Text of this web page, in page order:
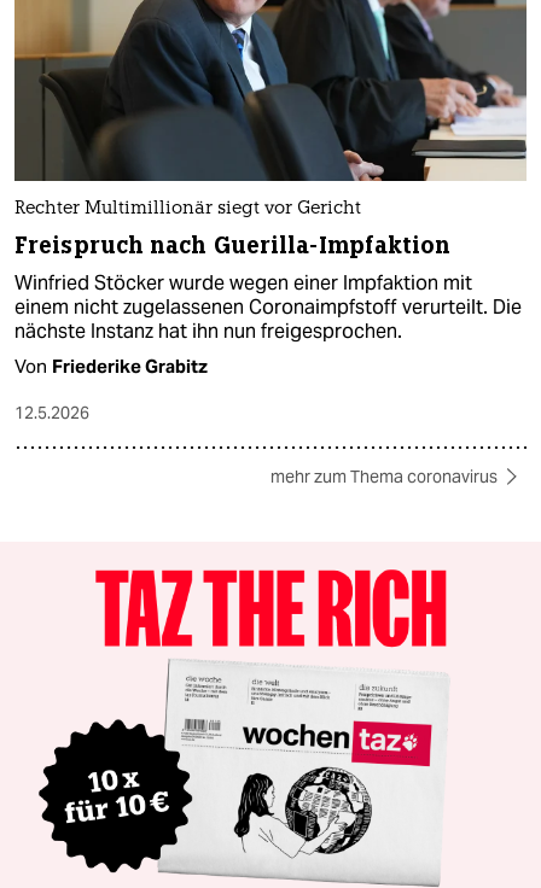
Rechter Multimillionär siegt vor Gericht
Freispruch nach Guerilla-Impfaktion
Winfried Stöcker wurde wegen einer Impfaktion mit
einem nicht zugelassenen Coronaimpfstoff verurteilt. Die
nächste Instanz hat ihn nun freigesprochen.
Von Friederike Grabitz
12.5.2026
mehr zum Thema coronavirus